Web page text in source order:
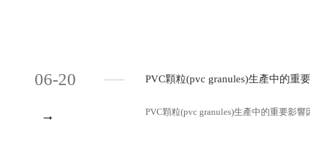
06-20
→
PVC顆粒(pvc granules)生產中的重
PVC顆粒(pvc granules)生產中的重要影響